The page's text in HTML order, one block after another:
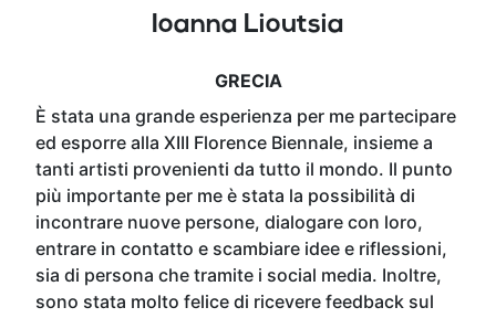
Ioanna Lioutsia
GRECIA
È stata una grande esperienza per me partecipare
ed esporre alla XIII Florence Biennale, insieme a
tanti artisti provenienti da tutto il mondo. Il punto
più importante per me è stata la possibilità di
incontrare nuove persone, dialogare con loro,
entrare in contatto e scambiare idee e riflessioni,
sia di persona che tramite i social media. Inoltre,
sono stata molto felice di ricevere feedback sul